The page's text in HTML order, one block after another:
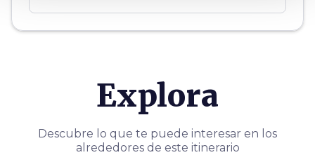
Explora
Descubre lo que te puede interesar en los
alrededores de este itinerario